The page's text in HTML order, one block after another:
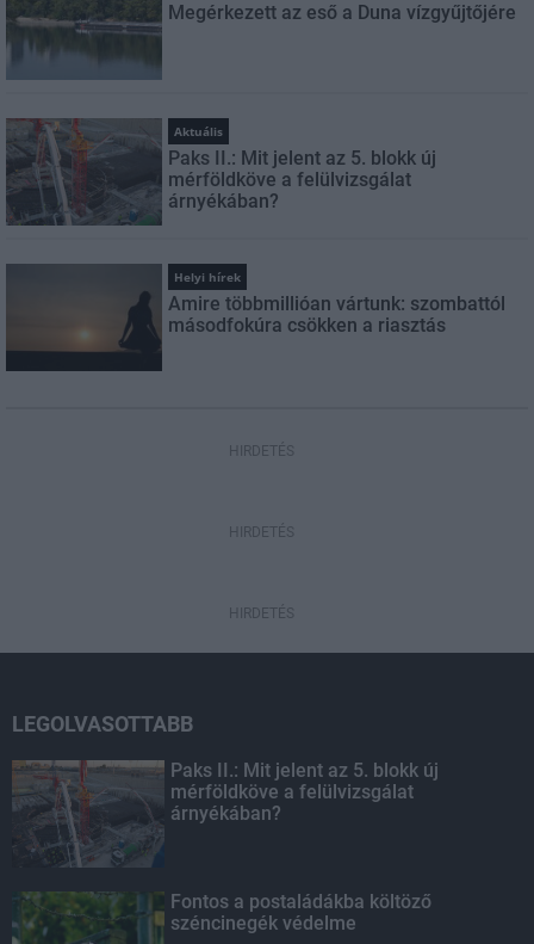
Megérkezett az eső a Duna vízgyűjtőjére
Aktuális
Paks II.: Mit jelent az 5. blokk új
mérföldköve a felülvizsgálat
árnyékában?
Helyi hírek
Amire többmillióan vártunk: szombattól
másodfokúra csökken a riasztás
HIRDETÉS
HIRDETÉS
HIRDETÉS
LEGOLVASOTTABB
Paks II.: Mit jelent az 5. blokk új
mérföldköve a felülvizsgálat
árnyékában?
Fontos a postaládákba költöző
széncinegék védelme